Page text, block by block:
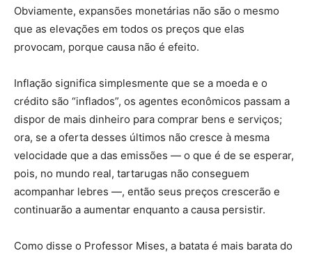
Obviamente, expansões monetárias não são o mesmo
que as elevações em todos os preços que elas
provocam, porque causa não é efeito.
Inflação significa simplesmente que se a moeda e o
crédito são “inflados”, os agentes econômicos passam a
dispor de mais dinheiro para comprar bens e serviços;
ora, se a oferta desses últimos não cresce à mesma
velocidade que a das emissões — o que é de se esperar,
pois, no mundo real, tartarugas não conseguem
acompanhar lebres —, então seus preços crescerão e
continuarão a aumentar enquanto a causa persistir.
Como disse o Professor Mises, a batata é mais barata do